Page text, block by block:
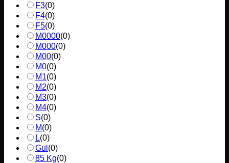
F3(0)
F4(0)
F5(0)
M0000(0)
M000(0)
M00(0)
M0(0)
M1(0)
M2(0)
M3(0)
M4(0)
S(0)
M(0)
L(0)
Gul (0)
85 Kg(0)